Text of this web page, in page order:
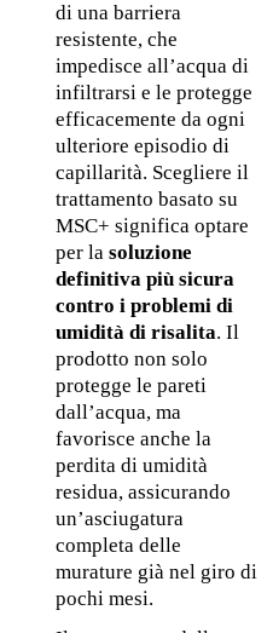
di una barriera
resistente, che
impedisce all’acqua di
infiltrarsi e le protegge
efficacemente da ogni
ulteriore episodio di
capillarità. Scegliere il
trattamento basato su
MSC+ significa optare
per la soluzione
definitiva più sicura
contro i problemi di
umidità di risalita. Il
prodotto non solo
protegge le pareti
dall’acqua, ma
favorisce anche la
perdita di umidità
residua, assicurando
un’asciugatura
completa delle
murature già nel giro di
pochi mesi.